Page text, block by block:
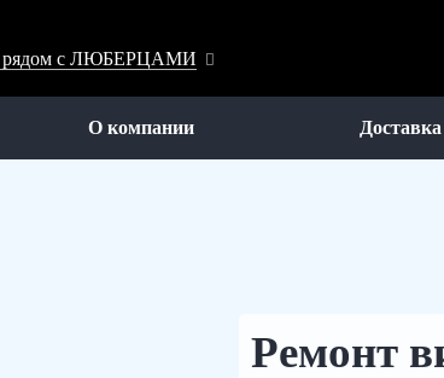
рядом с ЛЮБЕРЦАМИ
О компании Доставка
Ремонт